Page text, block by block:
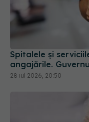
Spitalele și
angajările.